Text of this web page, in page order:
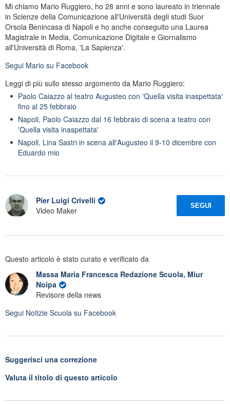
Mi chiamo Mario Ruggiero, ho 28 anni e sono laureato in triennale
in Scienze della Comunicazione all'Università degli studi Suor
Orsola Benincasa di Napoli e ho anche conseguito una Laurea
Magistrale in Media, Comunicazione Digitale e Giornalismo
all'Università di Roma, 'La Sapienza'.
Segui Mario su Facebook
Leggi di più sullo stesso argomento da Mario Ruggiero:
Paolo Caiazzo al teatro Augusteo con 'Quella visita inaspettata'
fino al 25 febbraio
Napoli, Paolo Caiazzo dal 16 febbraio di scena a teatro con
'Quella visita inaspettata'
Napoli, Lina Sastri in scena all'Augusteo il 9-10 dicembre con
Eduardo mio
Pier Luigi Crivelli
Video Maker
SEGUI
Questo articolo è stato curato e verificato da
Massa Maria Francesca Redazione Scuola, Miur
Noipa
Revisore della news
Segui Notizie Scuola su Facebook
Suggerisci una correzione
Valuta il titolo di questo articolo